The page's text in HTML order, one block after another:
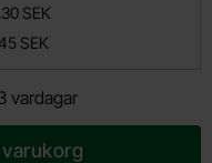
SEK
SEK
vardagar